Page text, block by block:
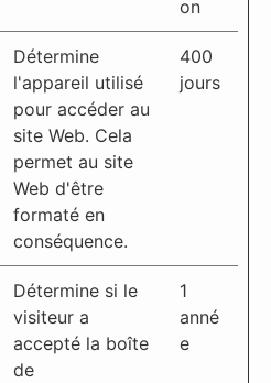
on
Détermine
l'appareil utilisé
pour accéder au
site Web. Cela
permet au site
Web d'être
formaté en
conséquence.
400
jours
Détermine si le
visiteur a
accepté la boîte
de
1
anné
e